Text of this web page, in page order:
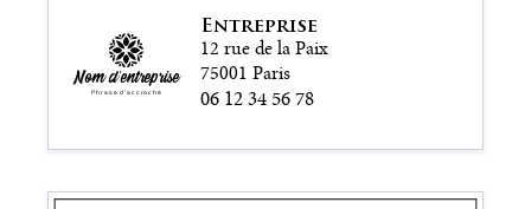
06 12 34 56 78
12 rue de la Paix
75001 Paris
Entreprise
Nom d'entreprise
Phrase d'accroche